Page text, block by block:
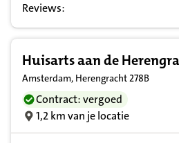
Reviews:
Huisarts aan de
Amsterdam, Herengracht 278B
Contract: vergoed
1,2 km van je locatie